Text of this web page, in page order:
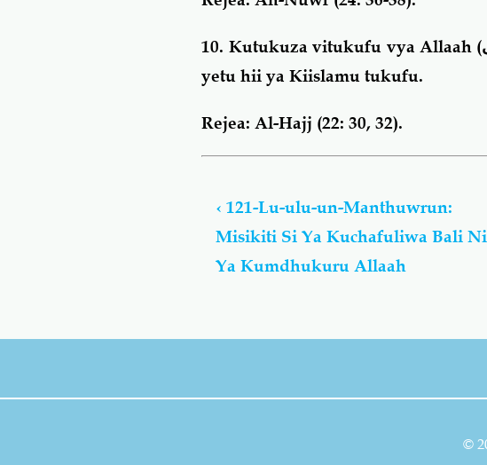
10. Kutukuza vitukufu vya Allaah (
yetu hii ya Kiislamu tukufu.
Rejea: Al-Hajj (22: 30, 32).
links
for
Lu-
مَّنثُور
‹ 121-Lu-ulu-un-Manthuwrun:
Misikiti Si Ya Kuchafuliwa Bali Ni
Ya Kumdhukuru Allaah
©